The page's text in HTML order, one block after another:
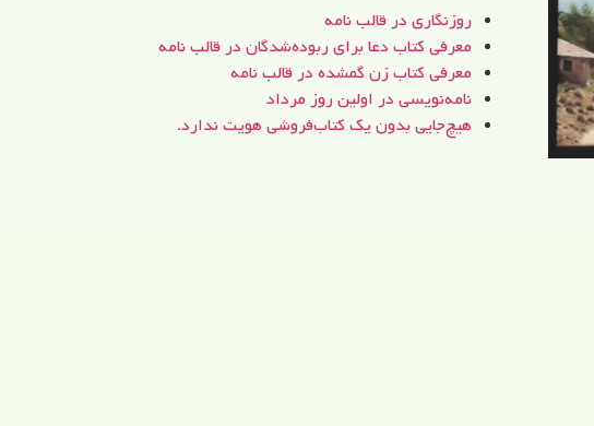
روزنگاری در قالب نامه
معرفی کتاب دعا برای ربوده‌شدگان در قالب نامه
معرفی کتاب زن‌ گمشده در قالب نامه
نامه‌نویسی در اولین روز مرداد
هیچ‌جایی بدون یک کتاب‌فروشی هویت ندارد.